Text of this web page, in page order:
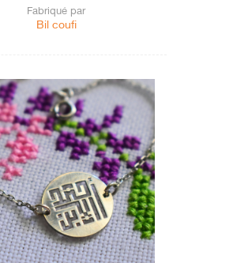
Fabriqué par
Bil coufi